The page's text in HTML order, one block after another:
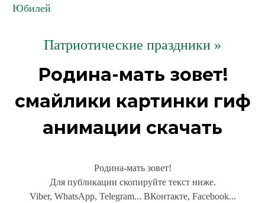
Юбилей
Патриотические праздники »
Родина-мать зовет!
смайлики картинки гиф
анимации скачать
Родина-мать зовет!
Для публикации скопируйте текст ниже.
Viber, WhatsApp, Telegram... ВКонтакте, Facebook...